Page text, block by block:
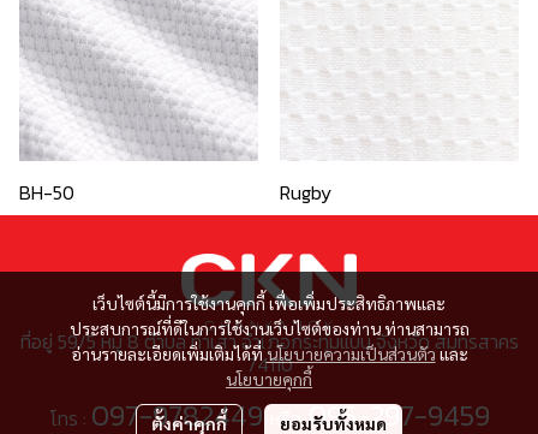
BH-50 Rugby
เว็บไซต์นี้มีการใช้งานคุกกี้ เพื่อเพิ่มประสิทธิภาพและ
ประสบการณ์ที่ดีในการใช้งานเว็บไซต์ของท่าน ท่านสามารถ
อ่านรายละเอียดเพิ่มเติมได้ที่นโยบายความเป็นส่วนตัวและ
นโยบายคุกกี้
ตั้งค่าคุกกี้ ยอมรับทั้งหมด
ที่อยู่ 59/5 หมู่ 8 ตำบล ท่าเสา อำเภอกระทุ่มแบน จังหวัด สมุทรสาคร
74110
โทร : 097-9782449 หรือ095-297-9459